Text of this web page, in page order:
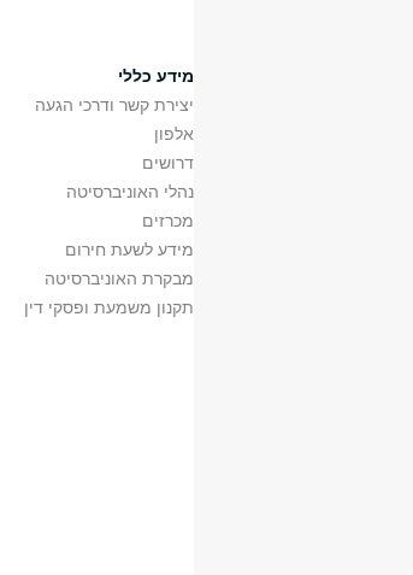
מידע כללי
יצירת קשר ודרכי הגעה
אלפון
דרושים
נהלי האוניברסיטה
מכרזים
מידע לשעת חירום
מבקרת האוניברסיטה
תקנון משמעת ופסקי דין